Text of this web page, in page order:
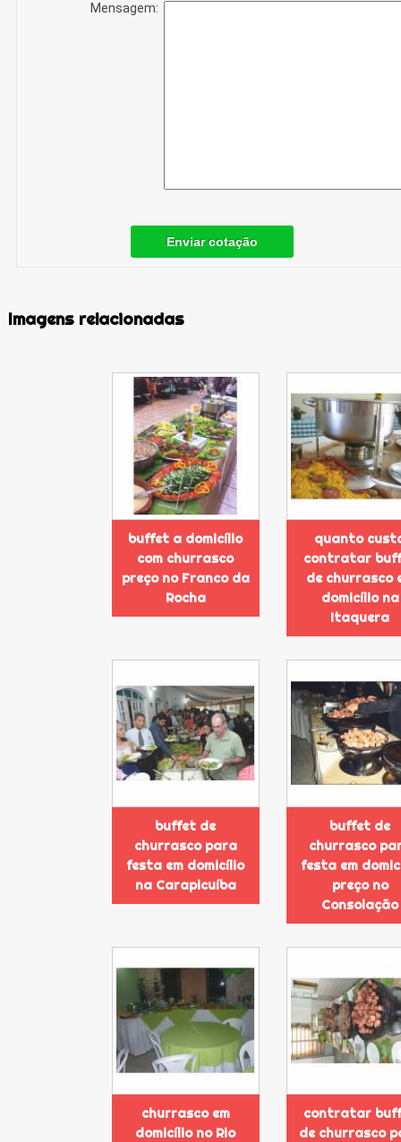
Mensagem:
Enviar cotação
Imagens relacionadas
buffet a domicílio
com churrasco
preço no Franco da
Rocha
quanto
contratar
de churrasco
domicílio na
Itaquera
buffet de
churrasco para
festa em domicílio
na Carapicuíba
buffet de
churrasco
festa em
preço no
Consolação
churrasco em
domicílio no Rio
contratar
de churrasco